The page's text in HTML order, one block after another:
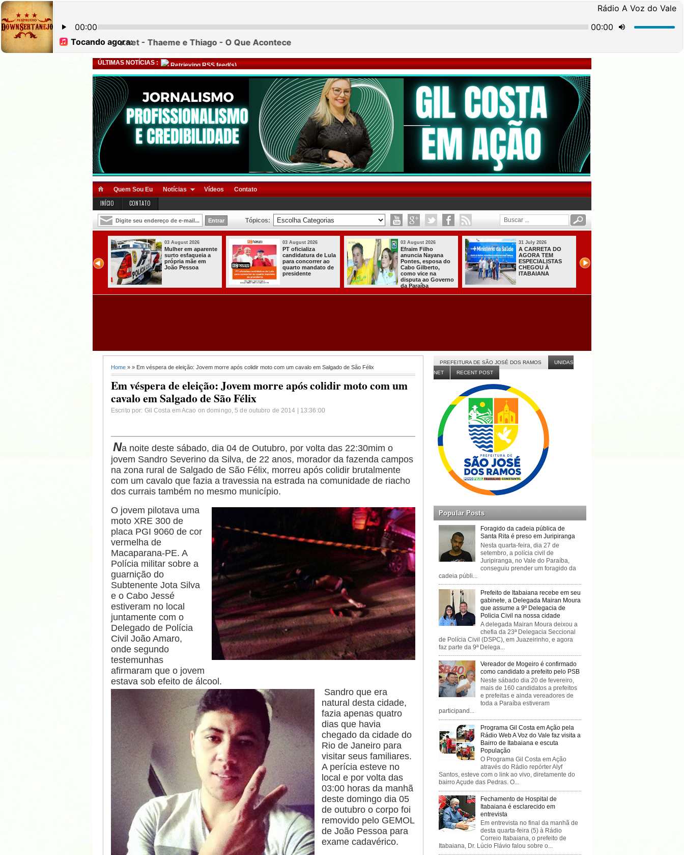
ÚLTIMAS NOTÍCIAS : Retrieving RSS feed(s)
Quem Sou Eu Notícias Vídeos Contato
INÍCIO CONTATO
Tópicos:
Itabaiana recebeu
da Sedap-PB cerca
03 August 2026
Mulher em aparente
surto esfaqueia a
própria mãe em
João Pessoa
03 August 2026
PT oficializa
candidatura de Lula
para concorrer ao
quarto mandato de
presidente
03 August 2026
Efraim Filho
anuncia Nayana
Pontes, esposa do
Cabo Gilberto,
como vice na
disputa ao Governo
da Paraíba
31 July 2026
A CARRETA DO
AGORA TEM
ESPECIALISTAS
CHEGOU À
ITABAIANA
Home » » Em véspera de eleição: Jovem morre após colidir moto com um cavalo em Salgado de São Félix
Em véspera de eleição: Jovem morre após colidir moto com um
cavalo em Salgado de São Félix
Escrito por: Gil Costa em Acao on domingo, 5 de outubro de 2014 | 13:36:00
Na noite deste sábado, dia 04 de Outubro, por volta das 22:30mim o
jovem Sandro Severino da Silva, de 22 anos, morador da fazenda campos
na zona rural de Salgado de São Félix, morreu após colidir brutalmente
com um cavalo que fazia a travessia na estrada na comunidade de riacho
dos currais também no mesmo município.
O jovem pilotava uma
moto XRE 300 de
placa PGI 9060 de cor
vermelha de
Macaparana-PE. A
Polícia militar sobre a
guarnição do
Subtenente Jota Silva
e o Cabo Jessé
estiveram no local
juntamente com o
Delegado de Polícia
Civil João Amaro,
onde segundo
testemunhas
afirmaram que o jovem
estava sob efeito de álcool.
Sandro que era
natural desta cidade,
fazia apenas quatro
dias que havia
chegado da cidade do
Rio de Janeiro para
visitar seus familiares.
A perícia esteve no
local e por volta das
03:00 horas da manhã
deste domingo dia 05
de outubro o corpo foi
removido pelo GEMOL
de João Pessoa para
exame cadavérico.
PREFEITURA DE SÃO JOSÉ DOS RAMOS
UNIDAS
NET
RECENT POST
Popular Posts
Foragido da cadeia pública de
Santa Rita é preso em Juripiranga
Nesta quarta-feira, dia 27 de
setembro, a polícia civil de
Juripiranga, no Vale do Paraíba,
conseguiu prender um foragido da
cadeia públi...
Prefeito de Itabaiana recebe em seu
gabinete, a Delegada Mairan Moura
que assume a 9º Delegacia de
Policia Civil na nossa cidade
A delegada Mairan Moura deixou a
chefia da 23ª Delegacia Seccional
de Polícia Civil (DSPC), em Juazeirinho, e agora
faz parte da 9ª Delega...
Vereador de Mogeiro é confirmado
como candidato a prefeito pelo PSB
Neste sábado dia 20 de fevereiro,
mais de 160 candidatos a prefeitos
e prefeitas e ainda vereadores de
toda a Paraíba estiveram
participand...
Programa Gil Costa em Ação pela
Rádio Web A Voz do Vale faz visita a
Bairro de Itabaiana e escuta
População
O Programa Gil Costa em Ação
através do Rádio repórter Alyf
Santos, esteve com o link ao vivo, diretamente do
bairro Açude das Pedras. O...
Fechamento de Hospital de
Itabaiana é esclarecido em
entrevista
Em entrevista no final da manhã de
desta quarta-feira (5) à Rádio
Correio Itabaiana, o prefeito de
Itabaiana, Dr. Lúcio Flávio falou sobre o...